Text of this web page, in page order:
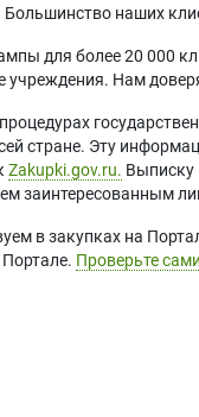
Большинство наших
для более 20 000
учреждения. Нам
стране. Эту
Zakupki.gov.ru. Выписку
заинтересованным
в закупках на
Проверьте